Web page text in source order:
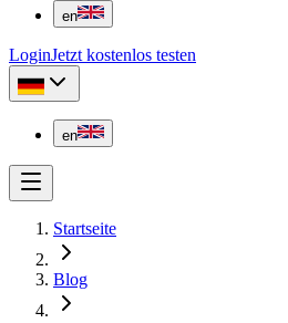
en
LoginJetzt kostenlos testen
en
Startseite
Blog